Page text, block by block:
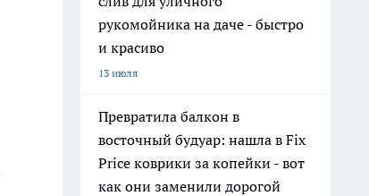
рукомойника на даче - быстро
и красиво
13 июля
Превратила балкон в
восточный будуар: нашла в Fix
Price коврики за копейки - вот
как они заменили дорогой